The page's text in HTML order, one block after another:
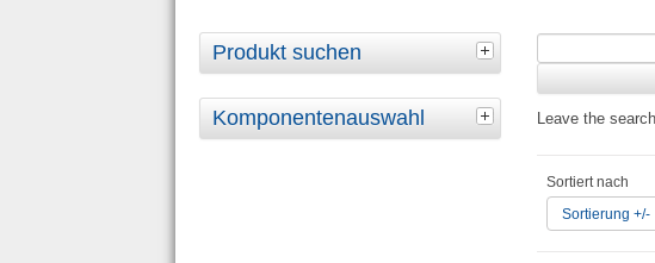
Produkt suchen
Komponentenauswahl Leave the
Sortiert nach
Sortierung +/-